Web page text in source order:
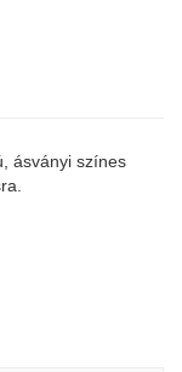
ásványi színes